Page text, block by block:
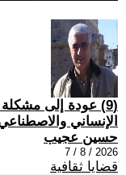
(9) عودة إلى
الإنساني
حسين عجيب
2026 / 8 / 7
قضايا ثقافية